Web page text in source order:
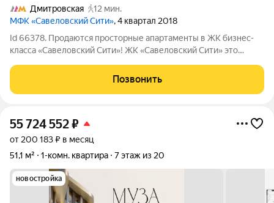
Дмитровская
12 мин.
МФК «Савеловский Сити», 4 квартал 2018
Id 66378. Продаются просторные апартаменты в ЖК бизнес-
класса «Савеловский Сити»! ЖК «Савеловский Сити» это
небоскребов в престижном Бутырском районе (СВАО).
Квартира расположена в корпусе, который
Позвонить
55 724 552₽
от 200 183 ₽ в месяц
51,1 м²
1-комн. квартира 7 этаж из 20
новостройка